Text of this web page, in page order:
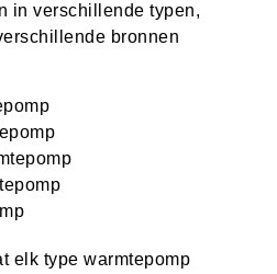
in verschillende typen,
bronnen
elk type warmtepomp